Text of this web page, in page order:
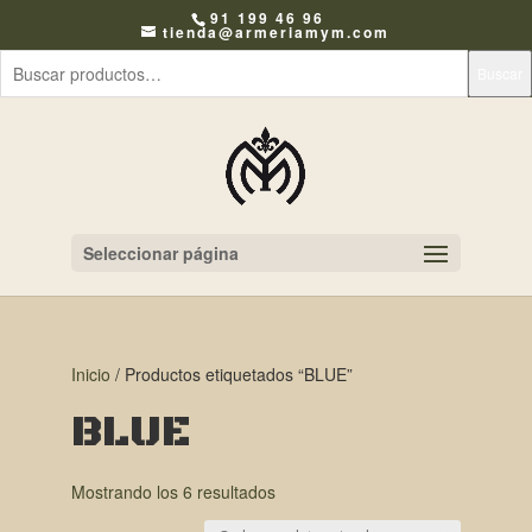
91 199 46 96
tienda@armeriamym.com
Seleccionar página
Inicio / Productos etiquetados “BLUE”
BLUE
Mostrando los 6 resultados